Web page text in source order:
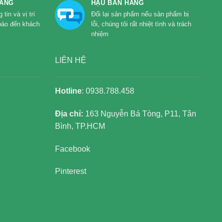
tin và vị trí
đến khách
HẬU BÁN HÀNG
Đổi lại sản phẩm nếu sản phẩm bị
lỗi, chúng tôi rất nhiệt tình và trách
nhiệm
LIÊN HỆ
Hotline: 0938.788.458
Địa chỉ: 163 Nguyễn Bá Tòng, P11, Tân
Bình, TP.HCM
Facebook
Pinterest